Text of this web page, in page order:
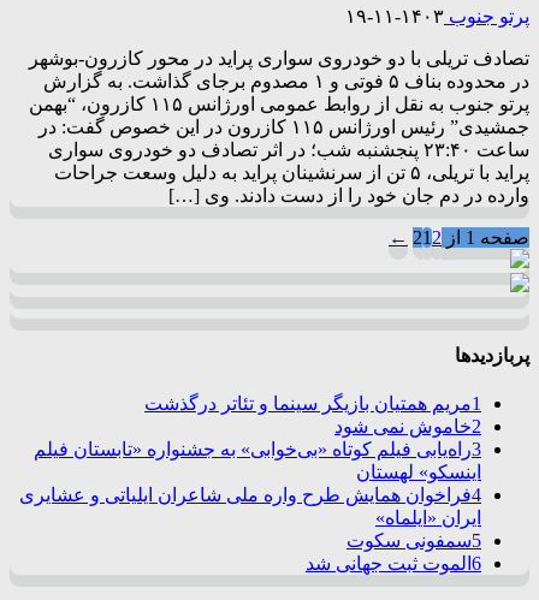
پرتو جنوب ۱۴۰۳-۱۱-۱۹
تصادف تریلی با دو خودروی سواری پراید در محور کازرون-بوشهر
در محدوده بناف ۵ فوتی و ۱ مصدوم برجای گذاشت. به گزارش
پرتو جنوب به نقل از روابط عمومی اورژانس ۱۱۵ کازرون، “بهمن
جمشیدی” رئیس اورژانس ۱۱۵ کازرون در این خصوص گفت: در
ساعت ۲۳:۴۰ پنجشنبه شب؛ در اثر تصادف دو خودروی سواری
پراید با تریلی، ۵ تن از سرنشینان پراید به دلیل وسعت جراحات
وارده در دم جان خود را از دست دادند. وی […]
صفحه 1 از 2 12
←
پربازدیدها
1مریم همتیان بازیگر سینما و تئاتر درگذشت
2خاموش نمی شود
3راه‌یابی فیلم کوتاه «بی‌خوابی» به جشنواره «تابستان فیلم
اینسکو» لهستان
4فراخوان همایش طرح واره ملی شاعران ایلیاتی و عشایری
ایران «ایلماه»
5سمفونی سکوت
6 الموت ثبت جهانی شد